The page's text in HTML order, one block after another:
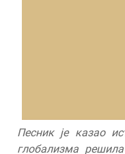
Песник је казао
глобализма